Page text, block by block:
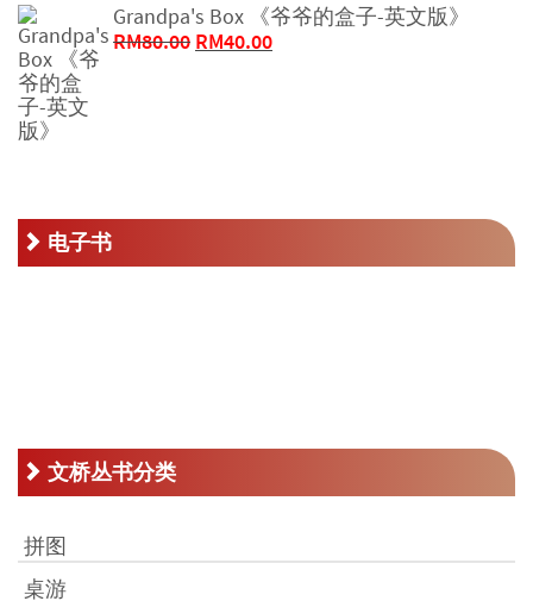
为：
RM46.00。
价
格
为：
Grandpa's Box 《爷爷的盒子-英文版》
RM80.00 原
RM40.00当
电子书
文桥丛书分类
拼图
桌游